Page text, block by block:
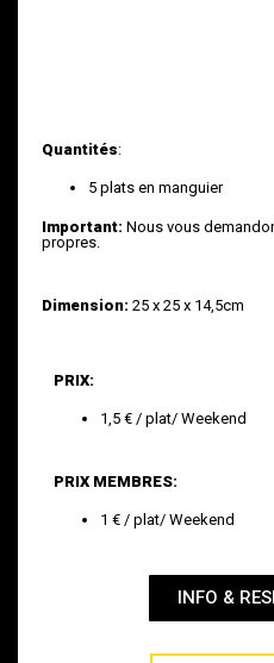
Quantités:
5 plats en manguier
Important: Nous vous
propres.
Dimension: 25 x 25 x 14,5cm
PRIX:
1,5 € / plat/ Weekend
PRIX MEMBRES:
1 € / plat/ Weekend
INFO &